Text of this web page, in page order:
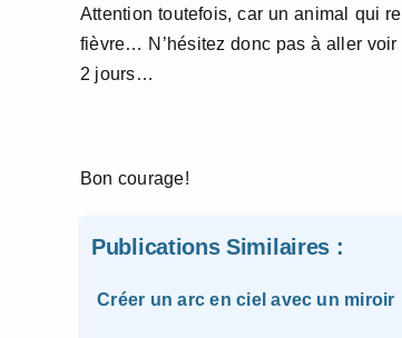
Attention toutefois, car un animal qui
fièvre… N’hésitez donc pas à aller
2 jours…
Bon courage!
Publications Similaires :
Créer un arc en ciel avec un miroir